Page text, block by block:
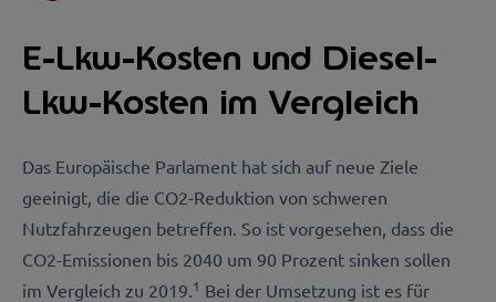
E-Lkw-Kosten und Diesel-
Lkw-Kosten im Vergleich
Das Europäische Parlament hat sich auf neue Ziele
geeinigt, die die CO2-Reduktion von schweren
Nutzfahrzeugen betreffen. So ist vorgesehen, dass die
CO2-Emissionen bis 2040 um 90 Prozent sinken sollen
im Vergleich zu 2019.1 Bei der Umsetzung ist es für